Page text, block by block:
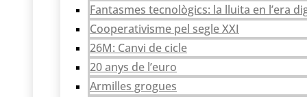
Fantasmes tecnològics: la lluita en l’era
Cooperativisme pel segle XXI
26M: Canvi de cicle
20 anys de l’euro
Armilles grogues